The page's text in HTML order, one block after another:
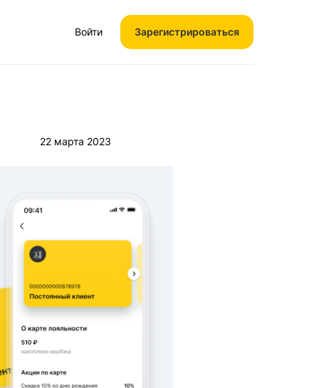
Войти Зарегистрироваться
22 марта 2023